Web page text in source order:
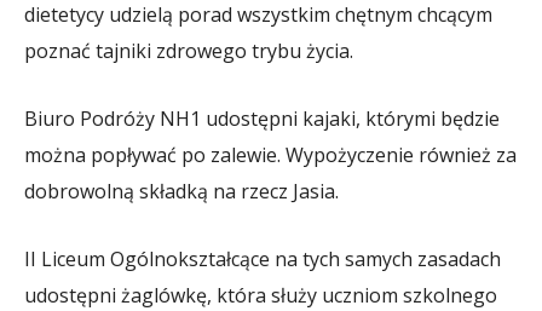
dietetycy udzielą porad wszystkim chętnym chcącym
poznać tajniki zdrowego trybu życia.
Biuro Podróży NH1 udostępni kajaki, którymi będzie
można popływać po zalewie. Wypożyczenie również za
dobrowolną składką na rzecz Jasia.
II Liceum Ogólnokształcące na tych samych zasadach
udostępni żaglówkę, która służy uczniom szkolnego